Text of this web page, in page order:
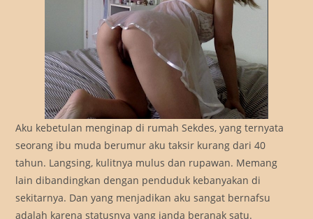
Aku kebetulan menginap di rumah Sekdes, yang ternyata
seorang ibu muda berumur aku taksir kurang dari 40
tahun. Langsing, kulitnya mulus dan rupawan. Memang
lain dibandingkan dengan penduduk kebanyakan di
sekitarnya. Dan yang menjadikan aku sangat bernafsu
adalah karena statusnya yang janda beranak satu.